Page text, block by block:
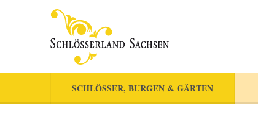
SCHLÖSSER, BURGEN & GÄRTEN